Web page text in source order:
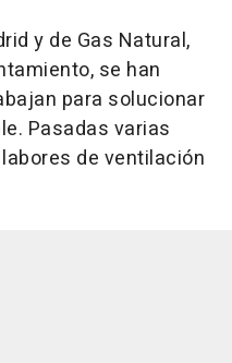
y de Gas Natural,
se han
para solucionar
Pasadas varias
de ventilación